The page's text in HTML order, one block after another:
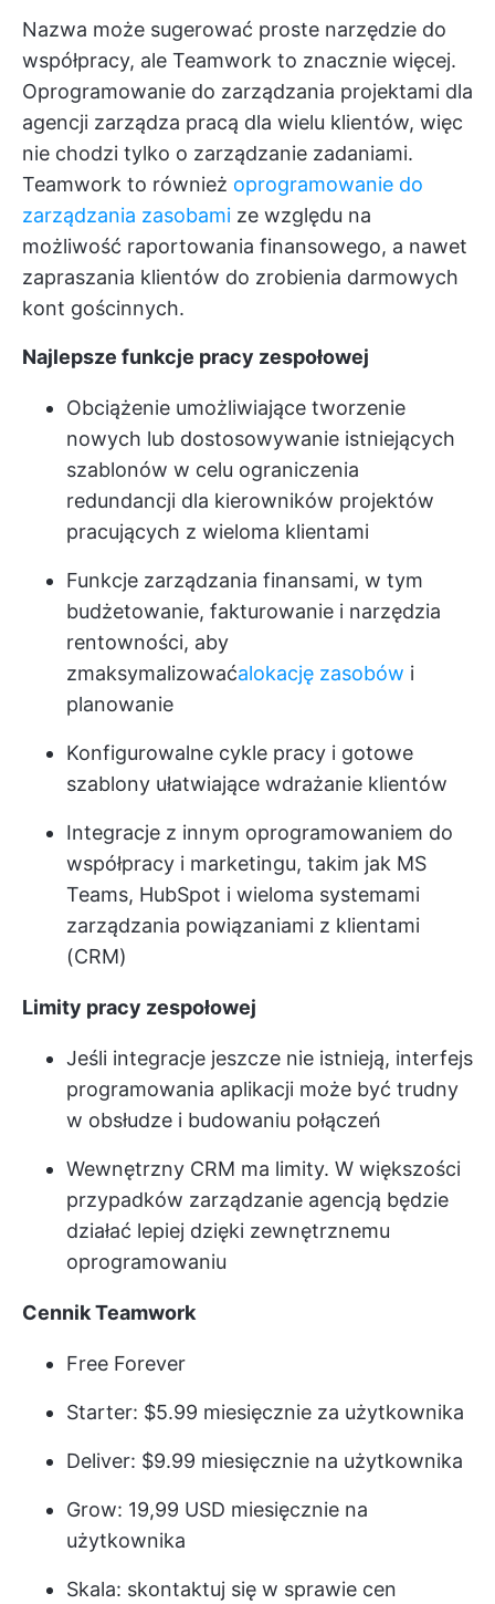
Nazwa może sugerować proste narzędzie do
współpracy, ale Teamwork to znacznie więcej.
Oprogramowanie do zarządzania projektami dla
agencji zarządza pracą dla wielu klientów, więc
nie chodzi tylko o zarządzanie zadaniami.
Teamwork to również oprogramowanie do
zarządzania zasobami ze względu na
możliwość raportowania finansowego, a nawet
zapraszania klientów do zrobienia darmowych
kont gościnnych.
Najlepsze funkcje pracy zespołowej
Obciążenie umożliwiające tworzenie
nowych lub dostosowywanie istniejących
szablonów w celu ograniczenia
redundancji dla kierowników projektów
pracujących z wieloma klientami
Funkcje zarządzania finansami, w tym
budżetowanie, fakturowanie i narzędzia
rentowności, aby
zmaksymalizowaćalokację zasobów i
planowanie
Konfigurowalne cykle pracy i gotowe
szablony ułatwiające wdrażanie klientów
Integracje z innym oprogramowaniem do
współpracy i marketingu, takim jak MS
Teams, HubSpot i wieloma systemami
zarządzania powiązaniami z klientami
(CRM)
Limity pracy zespołowej
Jeśli integracje jeszcze nie istnieją, interfejs
programowania aplikacji może być trudny
w obsłudze i budowaniu połączeń
Wewnętrzny CRM ma limity. W większości
przypadków zarządzanie agencją będzie
działać lepiej dzięki zewnętrznemu
oprogramowaniu
Cennik Teamwork
Free Forever
Starter: $5.99 miesięcznie za użytkownika
Deliver: $9.99 miesięcznie na użytkownika
Grow: 19,99 USD miesięcznie na
użytkownika
Skala: skontaktuj się w sprawie cen